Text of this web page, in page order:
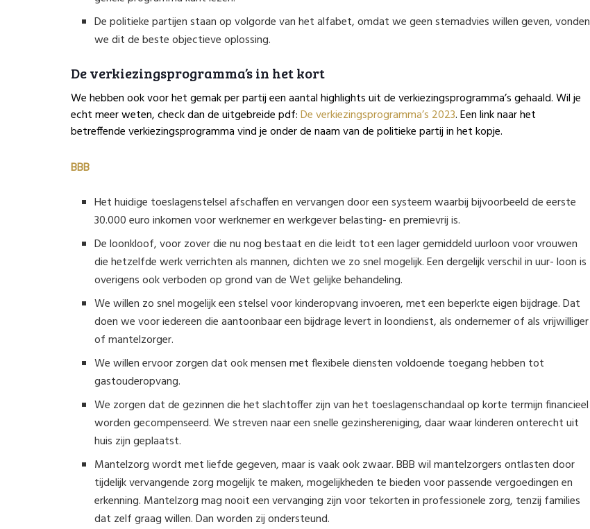
De politieke partijen staan op volgorde van het alfabet, omdat we geen stemadvies willen geven, vonden
we dit de beste objectieve oplossing.
De verkiezingsprogramma’s in het kort
We hebben ook voor het gemak per partij een aantal highlights uit de verkiezingsprogramma’s gehaald. Wil je
echt meer weten, check dan de uitgebreide pdf:De verkiezingsprogramma’s 2023. Een link naar het
betreffende verkiezingsprogramma vind je onder de naam van de politieke partij in het kopje.
BBB
Het huidige toeslagenstelsel afschaffen en vervangen door een systeem waarbij bijvoorbeeld de eerste
30.000 euro inkomen voor werknemer en werkgever belasting- en premievrij is.
De loonkloof, voor zover die nu nog bestaat en die leidt tot een lager gemiddeld uurloon voor vrouwen
die hetzelfde werk verrichten als mannen, dichten we zo snel mogelijk. Een dergelijk verschil in uur- loon is
overigens ook verboden op grond van de Wet gelijke behandeling.
We willen zo snel mogelijk een stelsel voor kinderopvang invoeren, met een beperkte eigen bijdrage. Dat
doen we voor iedereen die aantoonbaar een bijdrage levert in loondienst, als ondernemer of als vrijwilliger
of mantelzorger.
We willen ervoor zorgen dat ook mensen met flexibele diensten voldoende toegang hebben tot
gastouderopvang.
We zorgen dat de gezinnen die het slachtoffer zijn van het toeslagenschandaal op korte termijn financieel
worden gecompenseerd. We streven naar een snelle gezinshereniging, daar waar kinderen onterecht uit
huis zijn geplaatst.
Mantelzorg wordt met liefde gegeven, maar is vaak ook zwaar. BBB wil mantelzorgers ontlasten door
tijdelijk vervangende zorg mogelijk te maken, mogelijkheden te bieden voor passende vergoedingen en
erkenning. Mantelzorg mag nooit een vervanging zijn voor tekorten in professionele zorg, tenzij families
dat zelf graag willen. Dan worden zij ondersteund.